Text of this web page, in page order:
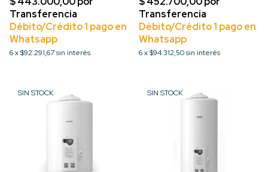
6x$92.291,67sin interés 6x$94.312,50sin interés
SIN STOCK SIN STOCK